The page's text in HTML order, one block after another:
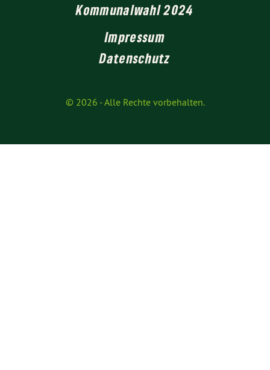
Kommunalwahl 2024
Impressum
Datenschutz
© 2026 - Alle Rechte vorbehalten.